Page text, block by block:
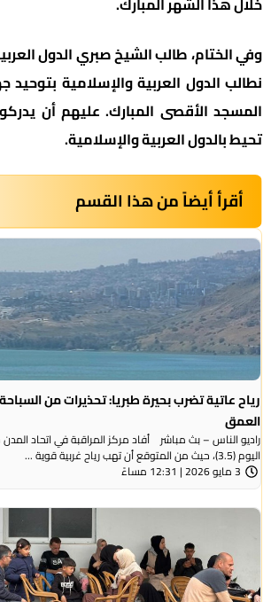
وفي الختام، طالب الشيخ صبري الدول
نطالب الدول العربية والإسلامية بتوحيد
المسجد الأقصى المبارك. عليهم أن
تحيط بالدول العربية والإسلامية.
أقرأ أيضاً من هذا القسم
رياح عاتية تضرب بحيرة طبريا: تحذيرات من السباحة
العمق
راديو الناس – بث مباشر أفاد مركز المراقبة في اتحاد المدن
اليوم (3.5)، حيث من المتوقع أن تهب رياح غربية قوية ...
3 مايو 2026 | 12:31 مساءً